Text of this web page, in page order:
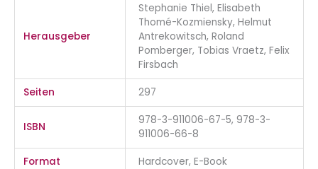
Herausgeber
Stephanie Thiel, Elisabeth
Thomé-Kozmiensky, Helmut
Antrekowitsch, Roland
Pomberger, Tobias Vraetz, Felix
Firsbach
Seiten 297
ISBN
978-3-911006-67-5, 978-3-
911006-66-8
Format Hardcover, E-Book